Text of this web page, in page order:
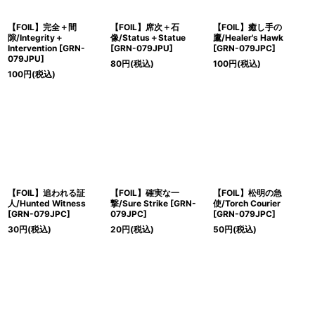
【FOIL】完全＋間
隙/Integrity＋
Intervention [GRN-
079JPU]
100円(税込)
【FOIL】席次＋石
像/Status＋Statue
[GRN-079JPU]
80円(税込)
【FOIL】癒し手の
鷹/Healer's Hawk
[GRN-079JPC]
100円(税込)
【FOIL】追われる証
人/Hunted Witness
[GRN-079JPC]
30円(税込)
【FOIL】確実な一
撃/Sure Strike [GRN-
079JPC]
20円(税込)
【FOIL】松明の急
使/Torch Courier
[GRN-079JPC]
50円(税込)